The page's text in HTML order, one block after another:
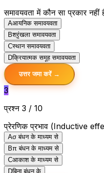
समावयवता में कौन सा प्रकार नहीं
Aआयनिक समावयवता
Bश्रृंखला समावयवता
Cस्थान समावयवता
Dक्रियात्मक समूह समावयवता
उत्तर जमा करें →
3
प्रश्न 3 / 10
प्रेरणिक प्रभाव (Inductive
Aσ बंधन के माध्यम से
Bπ बंधन के माध्यम से
Cआकाश के माध्यम से
Dबिना बंधन के